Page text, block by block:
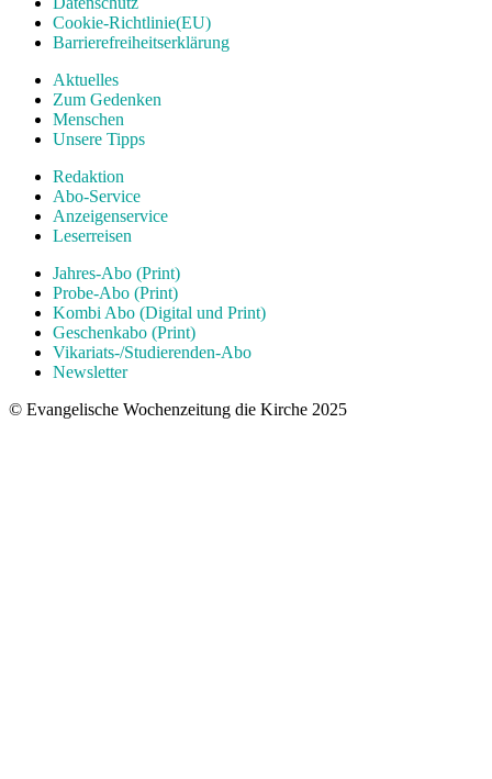
Cookie-Richtlinie(EU)
Barrierefreiheitserklärung
Aktuelles
Zum Gedenken
Menschen
Unsere Tipps
Redaktion
Abo-Service
Anzeigenservice
Leserreisen
Jahres-Abo (Print)
Probe-Abo (Print)
Kombi Abo (Digital und Print)
Geschenkabo (Print)
Vikariats-/Studierenden-Abo
Newsletter
© Evangelische Wochenzeitung die Kirche 2025